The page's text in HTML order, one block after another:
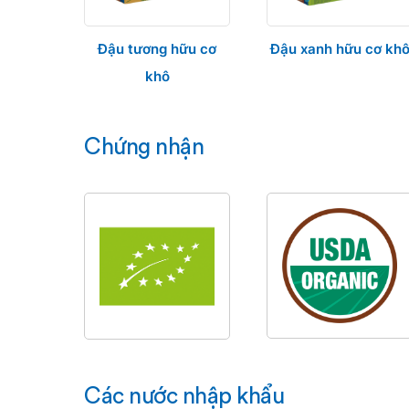
Đậu tương hữu cơ
khô
Đậu xanh hữu cơ khô
Chứng nhận
Các nước nhập khẩu